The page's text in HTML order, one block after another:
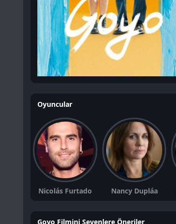
Oyuncular
Nicolás Furtado Nancy Dupláa
Goyo Filmini Sevenlere Öneriler